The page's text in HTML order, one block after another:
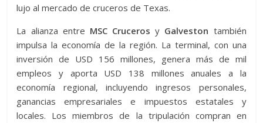
lujo al mercado de cruceros de Texas.
La alianza entre MSC Cruceros y Galveston también
impulsa la economía de la región. La terminal, con una
inversión de USD 156 millones, genera más de mil
empleos y aporta USD 138 millones anuales a la
economía regional, incluyendo ingresos personales,
ganancias empresariales e impuestos estatales y
locales. Los miembros de la tripulación compran en